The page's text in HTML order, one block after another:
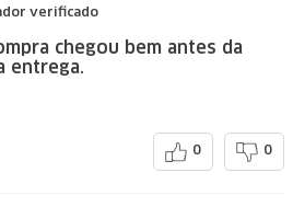
verificado
chegou bem antes da
entrega.
0 0